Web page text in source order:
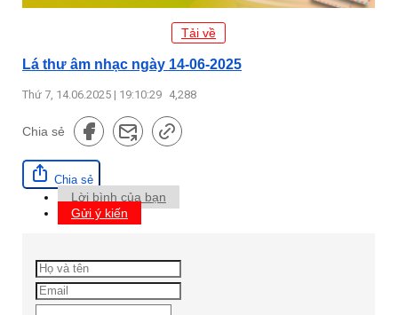
Tải về
Lá thư âm nhạc ngày 14-06-2025
Thứ 7, 14.06.2025 | 19:10:29 4,288
Chia sẻ
Chia sẻ
Lời bình của bạn
Gửi ý kiến